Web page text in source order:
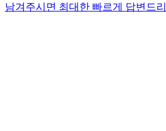
남겨주시면 최대한 빠르게 답변드